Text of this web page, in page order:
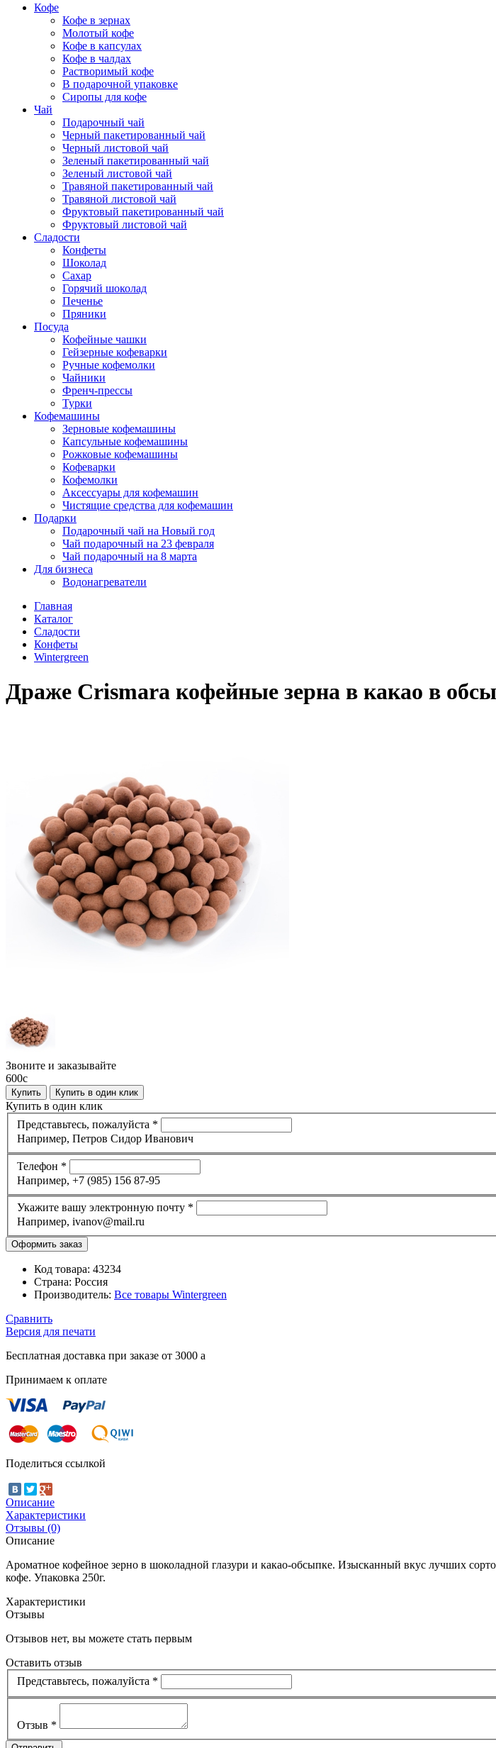
Кофе
Кофе в зернах
Молотый кофе
Кофе в капсулах
Кофе в чалдах
Растворимый кофе
В подарочной упаковке
Сиропы для кофе
Чай
Подарочный чай
Черный пакетированный чай
Черный листовой чай
Зеленый пакетированный чай
Зеленый листовой чай
Травяной пакетированный чай
Травяной листовой чай
Фруктовый пакетированный чай
Фруктовый листовой чай
Сладости
Конфеты
Шоколад
Сахар
Горячий шоколад
Печенье
Пряники
Посуда
Кофейные чашки
Гейзерные кофеварки
Ручные кофемолки
Чайники
Френч-прессы
Турки
Кофемашины
Зерновые кофемашины
Капсульные кофемашины
Рожковые кофемашины
Кофеварки
Кофемолки
Аксессуары для кофемашин
Чистящие средства для кофемашин
Подарки
Подарочный чай на Новый год
Чай подарочный на 23 февраля
Чай подарочный на 8 марта
Для бизнеса
Водонагреватели
Главная
Каталог
Сладости
Конфеты
Wintergreen
Драже Crismara кофейные зерна в какао в
Звоните и заказывайте
600c
Купить Купить в один клик
Купить в один клик
Представьтесь, пожалуйста *
Например, Петров Сидор Иванович
Телефон *
Например, +7 (985) 156 87-95
Укажите вашу электронную почту *
Например, ivanov@mail.ru
Код товара: 43234
Страна: Россия
Производитель: Все товары Wintergreen
Сравнить
Версия для печати
Бесплатная доставка при заказе от 3000 a
Принимаем к оплате
Поделиться ссылкой
Описание
Характеристики
Отзывы (0)
Описание
Ароматное кофейное зерно в шоколадной глазури и какао-обсыпке. Изысканный вкус лучших
кофе. Упаковка 250г.
Характеристики
Отзывы
Отзывов нет, вы можете стать первым
Оставить отзыв
Представьтесь, пожалуйста *
Отзыв *